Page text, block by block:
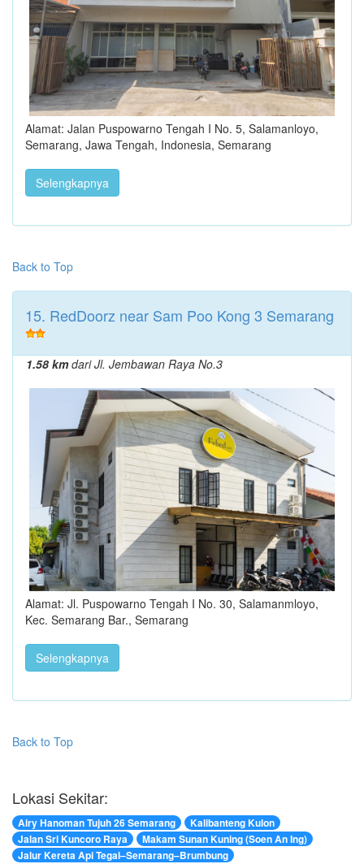
Alamat: Jalan Puspowarno Tengah I No. 5, Salamanloyo,
Semarang, Jawa Tengah, Indonesia, Semarang
Selengkapnya
Back to Top
15. RedDoorz near Sam Poo Kong 3 Semarang
1.58 kmdari Jl. Jembawan Raya No.3
Alamat: Jl. Puspowarno Tengah I No. 30, Salamanmloyo,
Kec. Semarang Bar., Semarang
Selengkapnya
Back to Top
Lokasi Sekitar:
Airy Hanoman Tujuh 26 Semarang
Kalibanteng Kulon
Jalan Sri Kuncoro Raya
Makam Sunan Kuning (Soen An Ing)
Jalur Kereta Api Tegal–Semarang–Brumbung